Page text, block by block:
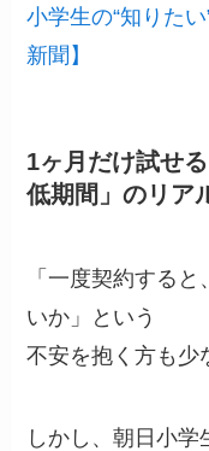
小学生の“知りた
新聞】
1ヶ月だけ試せ
低期間」のリア
「一度契約する
いか」という
不安を抱く方も少
しかし、朝日小